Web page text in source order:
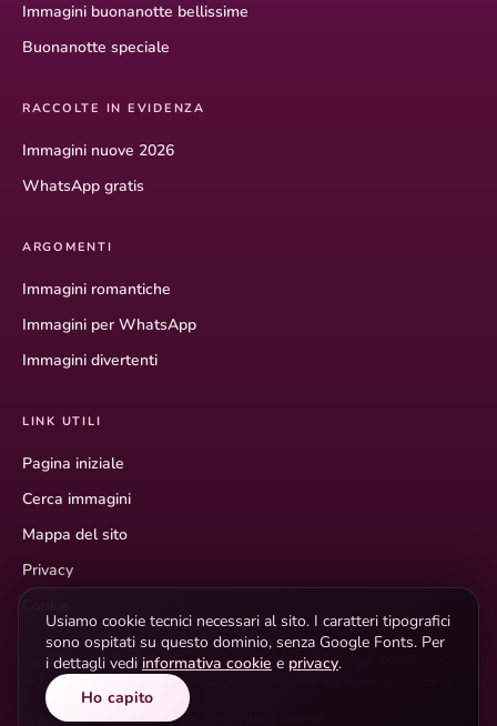
Immagini buonanotte bellissime
Buonanotte speciale
RACCOLTE IN EVIDENZA
Immagini nuove 2026
WhatsApp gratis
ARGOMENTI
Immagini romantiche
Immagini per WhatsApp
Immagini divertenti
LINK UTILI
Pagina iniziale
Cerca immagini
Mappa del sito
Privacy
I testi descrittivi hanno scopo informativo. I marchi citati (es. WhatsApp,
Instagram) appartengono ai rispettivi titolari e non implicano affiliazione.
© 2026 Buonanotte Immagini · Tutti i diritti riservati.
Usiamo cookie tecnici necessari al sito. I caratteri tipografici
sono ospitati su questo dominio, senza Google Fonts. Per
i dettagli vedi informativa cookie e privacy.
Ho capito